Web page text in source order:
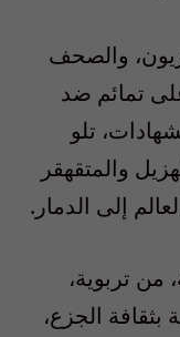
والصحف
تمائم ضد
تلو
والمتقهقر
إلى الدمار.
من تربوية،
بثقافة الجزع،